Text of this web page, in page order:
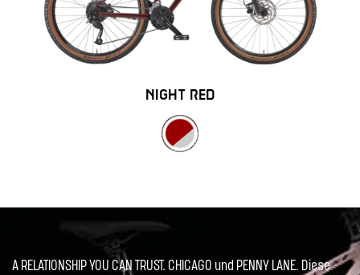
NIGHT RED
A RELATIONSHIP YOU CAN TRUST. CHICAGO und PENNY LANE. Diese